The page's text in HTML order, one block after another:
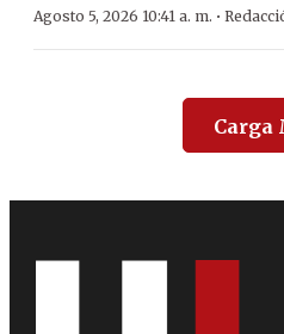
Agosto 5, 2026 10:41 a. m. ·
Carga